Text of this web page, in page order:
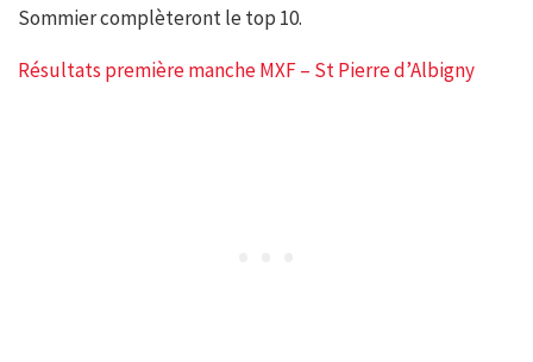
Sommier complèteront le top 10.
Résultats première manche MXF – St Pierre d’Albigny